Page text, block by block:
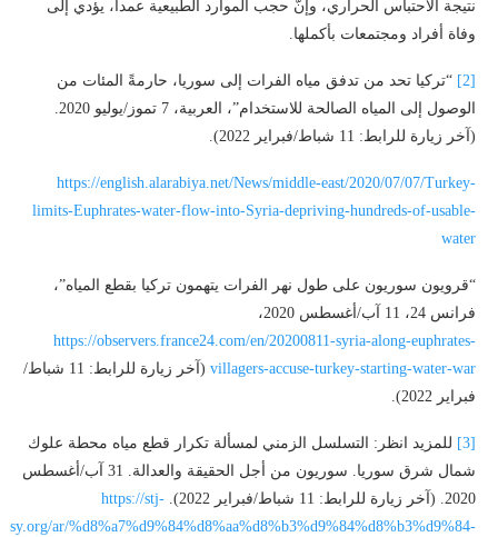
نتيجة الاحتباس الحراري، وإنَّ حجب الموارد الطبيعية عمداً، يؤدي إلى
وفاة أفراد ومجتمعات بأكملها.
[2]
“تركيا تحد من تدفق مياه الفرات إلى سوريا، حارمةً المئات من
الوصول إلى المياه الصالحة للاستخدام”، العربية، 7 تموز/يوليو 2020.
(آخر زيارة للرابط: 11 شباط/فبراير 2022).
https://english.alarabiya.net/News/middle-east/2020/07/07/Turkey-
limits-Euphrates-water-flow-into-Syria-depriving-hundreds-of-usable-
water
“قرويون سوريون على طول نهر الفرات يتهمون تركيا بقطع المياه”،
فرانس 24، 11 آب/أغسطس 2020،
https://observers.france24.com/en/20200811-syria-along-euphrates-
villagers-accuse-turkey-starting-water-war
(آخر زيارة للرابط: 11 شباط/
فبراير 2022).
[3]
للمزيد انظر: التسلسل الزمني لمسألة تكرار قطع مياه محطة علوك
شمال شرق سوريا. سوريون من أجل الحقيقة والعدالة. 31 آب/أغسطس
2020. (آخر زيارة للرابط: 11 شباط/فبراير 2022).
https://stj-
sy.org/ar/%d8%a7%d9%84%d8%aa%d8%b3%d9%84%d8%b3%d9%84-